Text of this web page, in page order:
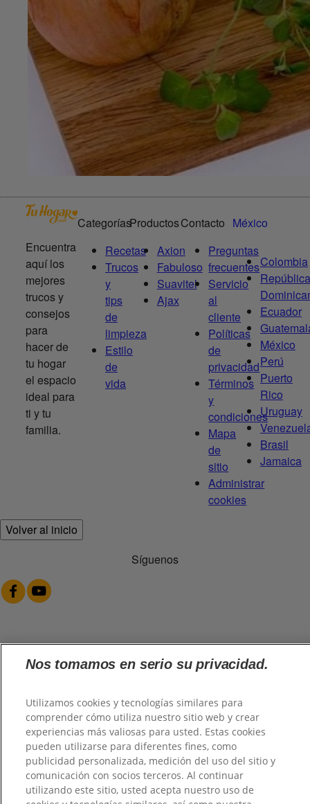
Encuentra
aquí los
mejores
trucos y
consejos
para
hacer de
tu hogar
el espacio
ideal para
ti y tu
familia.
Categorías
Recetas
Trucos
y
tips
de
limpieza
Estilo
de
vida
Productos
Axion
Fabuloso
Suavitel
Ajax
Contacto
Preguntas
frecuentes
Servicio
al
cliente
Políticas
de
privacidad
Términos
y
condiciones
Mapa
de
sitio
Administrar
cookies
México
Colombia
República
Ecuador
México
Perú
Puerto
Rico
Uruguay
Brasil
Jamaica
Volver al inicio
Síguenos
@2026 TuHogar. Todos los derechos reservados.
Nos tomamos en serio su privacidad.
Utilizamos cookies y tecnologías similares para
comprender cómo utiliza nuestro sitio web y crear
experiencias más valiosas para usted. Estas cookies
pueden utilizarse para diferentes fines, como
publicidad personalizada, medición del uso del sitio y
comunicación con socios terceros. Al continuar
utilizando este sitio, usted acepta nuestro uso de